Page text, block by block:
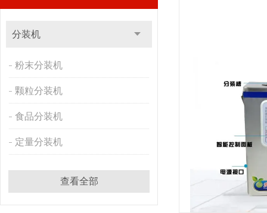
分装机
粉末分装机
颗粒分装机
食品分装机
定量分装机
查看全部